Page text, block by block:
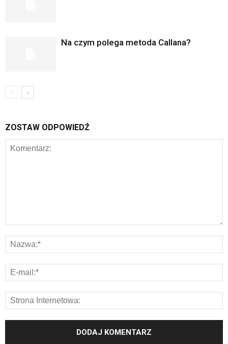
Na czym polega metoda Callana?
ZOSTAW ODPOWIEDŹ